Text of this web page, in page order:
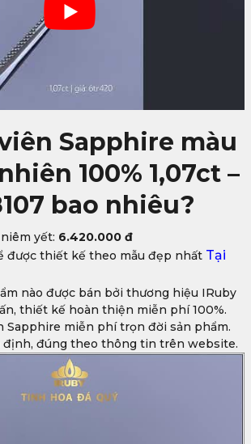
Sapphire màu
100% 1,07ct –
bao nhiêu?
yết: 6.420.000 đ
được thiết kế theo mẫu đẹp nhất Tại
nào được bán bởi thương hiệu IRuby
thiết kế hoàn thiện miễn phí 100%.
Sapphire miễn phí trọn đời sản phẩm.
định, đúng theo thông tin trên website.